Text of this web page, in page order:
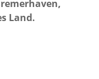
Land.